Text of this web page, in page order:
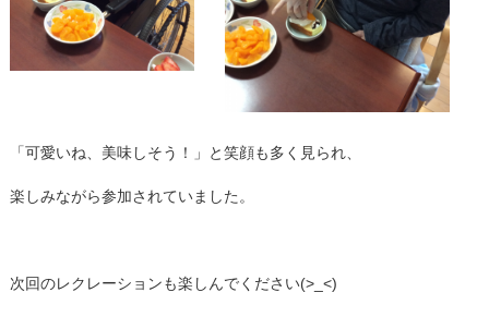
「可愛いね、美味しそう！」と笑顔も多く見られ、
楽しみながら参加されていました。
次回のレクレーションも楽しんでください(>_<)